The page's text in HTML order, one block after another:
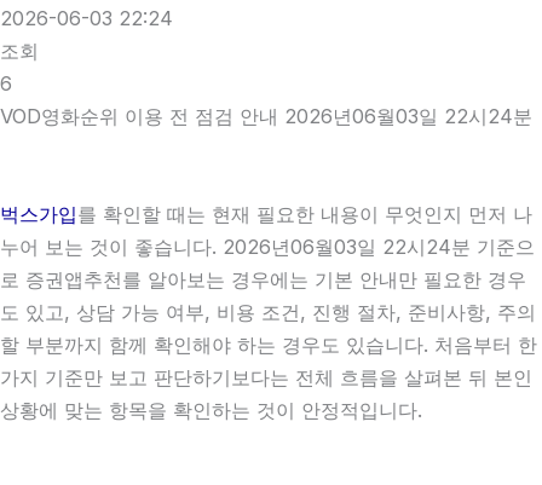
2026-06-03 22:24
조회
6
VOD영화순위 이용 전 점검 안내 2026년06월03일 22시24분
벅스가입를 확인할 때는 현재 필요한 내용이 무엇인지 먼저 나
누어 보는 것이 좋습니다. 2026년06월03일 22시24분 기준으
로 증권앱추천를 알아보는 경우에는 기본 안내만 필요한 경우
도 있고, 상담 가능 여부, 비용 조건, 진행 절차, 준비사항, 주의
할 부분까지 함께 확인해야 하는 경우도 있습니다. 처음부터 한
가지 기준만 보고 판단하기보다는 전체 흐름을 살펴본 뒤 본인
상황에 맞는 항목을 확인하는 것이 안정적입니다.